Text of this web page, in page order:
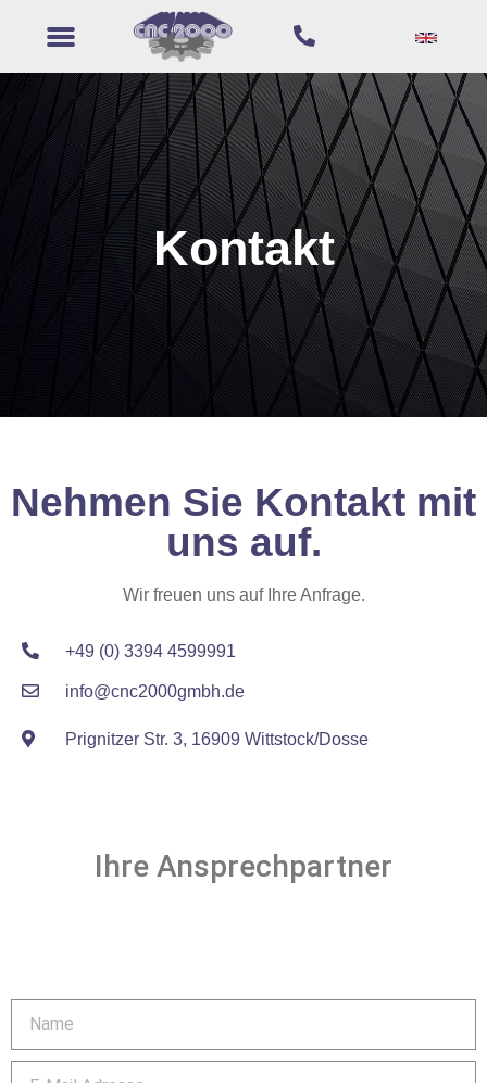
Kontakt
Nehmen Sie Kontakt mit
uns auf.
Wir freuen uns auf Ihre Anfrage.
+49 (0) 3394 4599991
info@cnc2000gmbh.de
Prignitzer Str. 3, 16909 Wittstock/Dosse
Ihre Ansprechpartner